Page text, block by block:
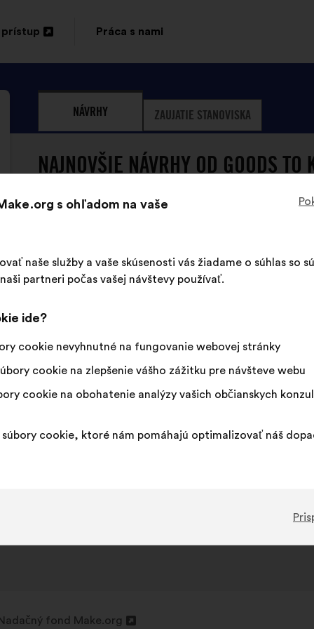
prístup
Práca s nami
NÁVRHY ZAUJATIE STANOVISKA
NAJNOVŠIE NÁVRHY OD GOODS TO
Goods To Know zatiaľ
Nadačný fond Make.org
s ohľadom na vaše
naše služby a vaše skúsenosti vás žiadame o súhlas so
partneri počas vašej návštevy používať.
ide?
cookie nevyhnutné na fungovanie webovej stránky
cookie na zlepšenie vášho zážitku pre návšteve webu
cookie na obohatenie analýzy vašich občianskych
súbory cookie, ktoré nám pomáhajú optimalizovať náš